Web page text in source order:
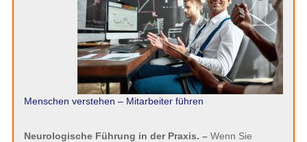
Menschen verstehen – Mitarbeiter führen
Neurologische Führung in der Praxis. – Wenn Sie